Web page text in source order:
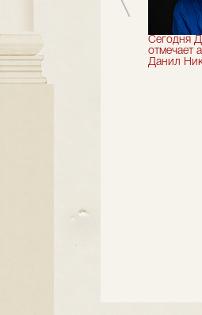
сезон!
Сегодня
отмечает
Данил